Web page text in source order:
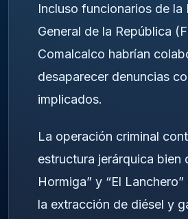
Incluso funcionarios de la
General de la República
Comalcalco habrían
desaparecer denuncias
implicados.
La operación criminal
estructura jerárquica bien
Hormiga” y “El
la extracción de diésel y